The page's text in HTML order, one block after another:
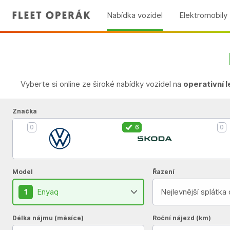
Nabídka vozidel Elektromobily
Vyberte si online ze široké nabídky vozidel na operativní
Značka
0 6 0
Model
1 Enyaq
Řazení
Nejlevnější splátka
Délka nájmu (měsíce) Roční nájezd (km)